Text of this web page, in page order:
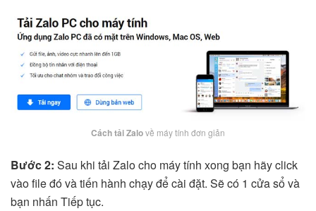
Cách tải Zalovề máy tính đơn giản
Bước 2: Sau khi tải Zalo cho máy tính xong bạn hãy click
vào file đó và tiến hành chạy để cài đặt. Sẽ có 1 cửa sổ và
bạn nhấn Tiếp tục.